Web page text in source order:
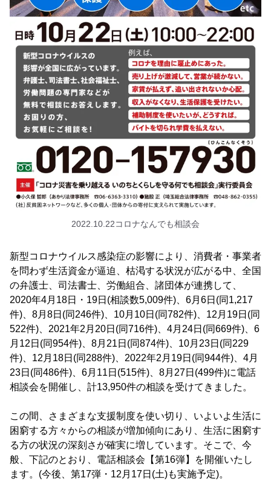
2022.10.22コロナなんでも相談会
新型コロナウイルス感染症の影響により、消費者・事業者
を問わず生活資金が逼迫、枯渇する状況が広がる中、全国
の弁護士、司法書士、労働組合、諸団体が連携して、
2020年4月18日・19日(相談数5,009件)、6月6日(同1,217
件)、8月8日(同246件)、10月10日(同782件)、12月19日(同
522件)、2021年2月20日(同716件)、4月24日(同669件)、6
月12日(同954件)、8月21日(同874件)、10月23日(同229
件)、12月18日(同288件)、2022年2月19日(同944件)、4月
23日(同486件)、6月11日(515件)、8月27日(499件)に電話
相談会を開催し、計13,950件の相談を受けてきました。
この間、さまざまな支援制度を使い切り、いよいよ生活に
困窮する方々からの相談が増加傾向にあり、生活に困窮す
る方の状況の深刻さが確実に増しています。そこで、今
般、下記のとおり、電話相談会【第16弾】を開催いたし
ます。(今後、第17弾・12月17日(土)も実施予定)。